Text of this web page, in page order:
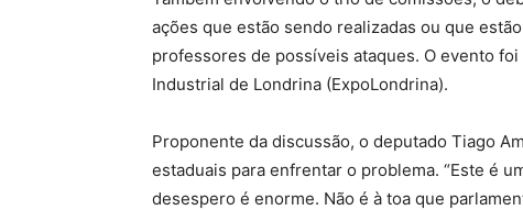
ações que estão sendo realizadas ou que
professores de possíveis ataques. O evento
Industrial de Londrina (ExpoLondrina).
Proponente da discussão, o deputado Tiago
estaduais para enfrentar o problema. “Este é
desespero é enorme. Não é à toa que